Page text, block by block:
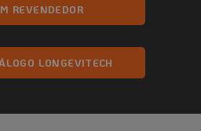
REVENDEDOR
LONGEVITECH